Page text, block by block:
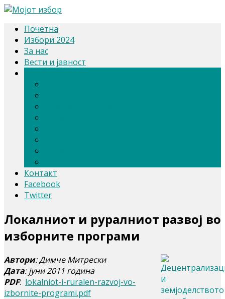
Почетна
Избори 2024
За нас
Вести и јавност
Контакт
Facebook
Twitter
Локалниот и руралниот развој во
изборните програми
Автори: Димче Митрески
Дата: јуни 2011 година
PDF: lokalniot-i-ruralen-razvoj-vo-
izbornite-programi.pdf